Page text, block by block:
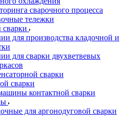
сварочного процесса
тележки
для производства кладочной и
для сварки двухветвевых
сварки
сварки
контактной сварки
для аргонодуговой сварки